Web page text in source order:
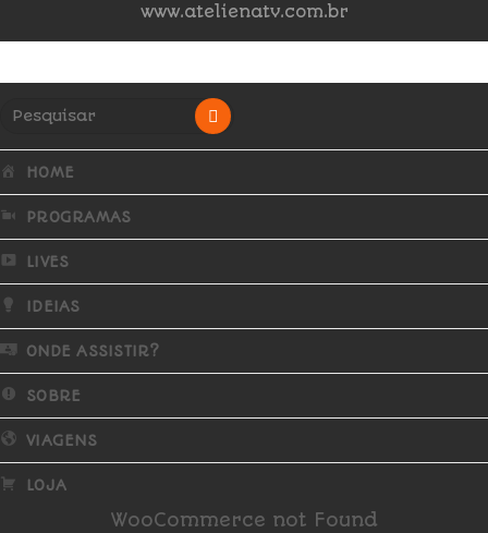
www.atelienatv.com.br
HOME
PROGRAMAS
LIVES
IDEIAS
ONDE ASSISTIR?
SOBRE
VIAGENS
LOJA
WooCommerce not Found